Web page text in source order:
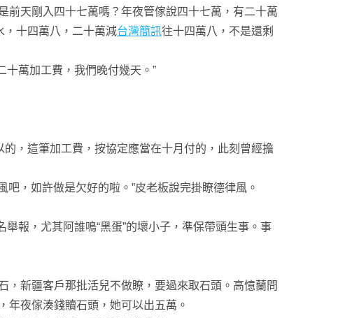
天剛入四十七萬嗎？年夜管傢說四十七萬，有二十萬
，十四萬八，二十萬減台灣簡訊往十四萬八，不是還剩
萬加工費，我們晚付幾天。”
，這筆加工費，按協定應當在十月付的，此刻曾經擔
，如許做是欠好的啦。”皮老板說完掛瞭德律風。
報，尤其阿誰鳴“黑蛋”的壞小子，準保帶頭生事。事
新疆客戶那批活兒不做瞭，要過來取石頭。高憶蘭問
年夜傢湊錢贖石頭，她可以出五萬。